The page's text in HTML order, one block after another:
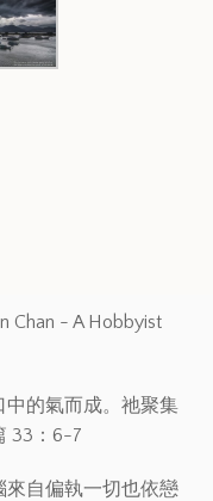
Chan - A Hobbyist
的氣而成。祂聚集
33：6-7
自偏執一切也依戀